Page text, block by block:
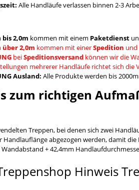
Alle Handläufe verlassen binnen 2-3
bis 2,0m kommen mit einem Paketdienst
über 2,0m kommen mit einerSpedition und
beiSpeditionsversand können wir die
mehrerer Handläufe richtet sich
Ausland: Alle Produkte werden bis
zum richtigen
Treppen, bei denen sich zwei
Handlauflänge abgezogen werden, damit
+ 42,4mm